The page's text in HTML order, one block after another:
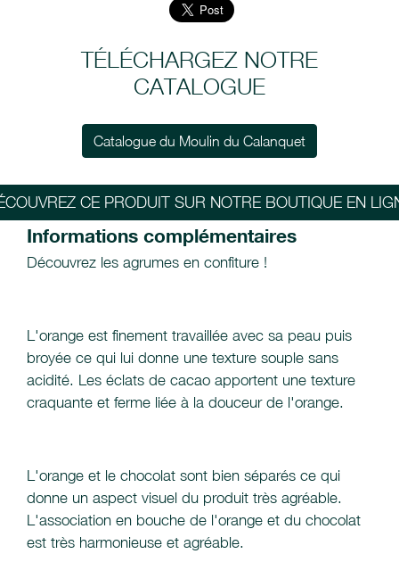
TÉLÉCHARGEZ NOTRE
CATALOGUE
Catalogue du Moulin du Calanquet
CE PRODUIT SUR NOTRE BOUTIQUE EN
Informations complémentaires
Découvrez les agrumes en confiture !
L'orange est finement travaillée avec sa peau puis
broyée ce qui lui donne une texture souple sans
acidité. Les éclats de cacao apportent une texture
craquante et ferme liée à la douceur de l'orange.
L'orange et le chocolat sont bien séparés ce qui
donne un aspect visuel du produit très agréable.
L'association en bouche de l'orange et du chocolat
est très harmonieuse et agréable.